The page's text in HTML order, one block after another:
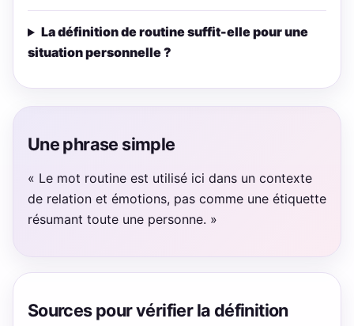
La définition de routine suffit-elle pour une
situation personnelle ?
Une phrase simple
« Le mot routine est utilisé ici dans un contexte
de relation et émotions, pas comme une étiquette
résumant toute une personne. »
Sources pour vérifier la définition